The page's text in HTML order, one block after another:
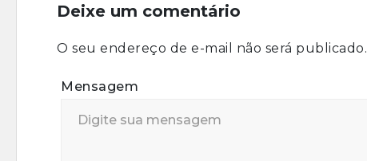
Deixe um comentário
O seu endereço de e-mail não será publicado.
Mensagem